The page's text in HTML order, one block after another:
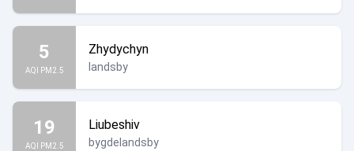
5
AQI PM2.5
Zhydychyn
landsby
19
AQI PM2.5
Liubeshiv
bygdelandsby